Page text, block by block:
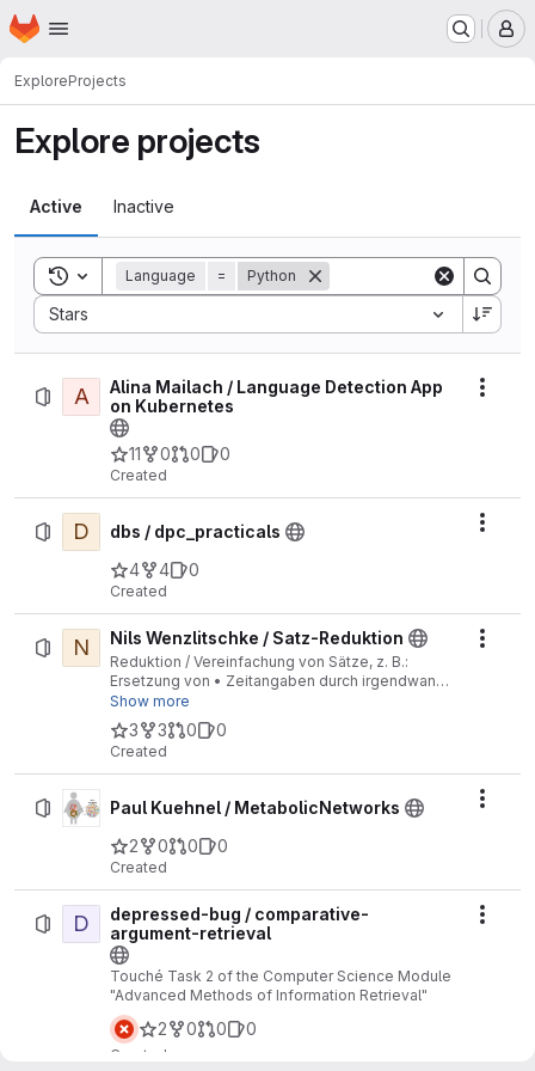
Skip to main content
Homepage
ExploreProjects
Explore projects
Active Inactive
Toggle search history
Language = Python
Stars
Sort by:
A
Alina Mailach / Language Detection App
on Kubernetes
11 0 0 0
Created
D
dbs / dpc_practicals
4
4 0
Created
N Nils Wenzlitschke / Satz-Reduktion
Reduktion / Vereinfachung von Sätze, z. B.:
Ersetzung von • Zeitangaben durch irgendwann
• Ortsangaben durch irgendwo (/ da / dort) •
Personen etc. durch irgendwer (/ jemand) •
irgendwem, irgendwas, ...
Show more
3 3 0 0
Created
Paul Kuehnel / MetabolicNetworks
2
0 0 0
Created
D
depressed-bug / comparative-
argument-retrieval
Touché Task 2 of the Computer Science Module
"Advanced Methods of Information Retrieval"
2 0 0 0
Created